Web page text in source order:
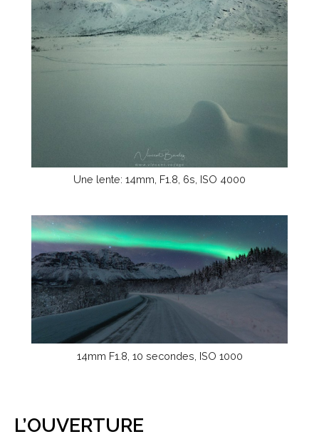
Une lente: 14mm, F1.8, 6s, ISO 4000
14mm F1.8, 10 secondes, ISO 1000
L’OUVERTURE